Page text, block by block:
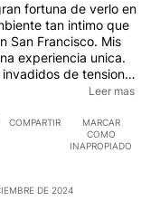
fortuna de verlo en
tan intimo que
San Francisco. Mis
experiencia unica.
de tension,
no sabian si llorar o
me explotaria el
lo mismo. Vi
Zappa, perdimos
Leer mas
COMPARTIR
MARCAR
COMO
INAPROPIADO
DE 2024